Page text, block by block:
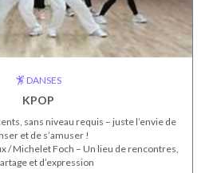
DANSES
KPOP
sans niveau requis – juste l’envie de
et de s’amuser !
/ Michelet Foch – Un lieu de rencontres,
et d’expression